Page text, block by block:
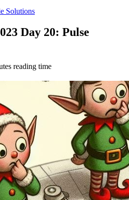
Solutions
Day 20: Pulse
reading time